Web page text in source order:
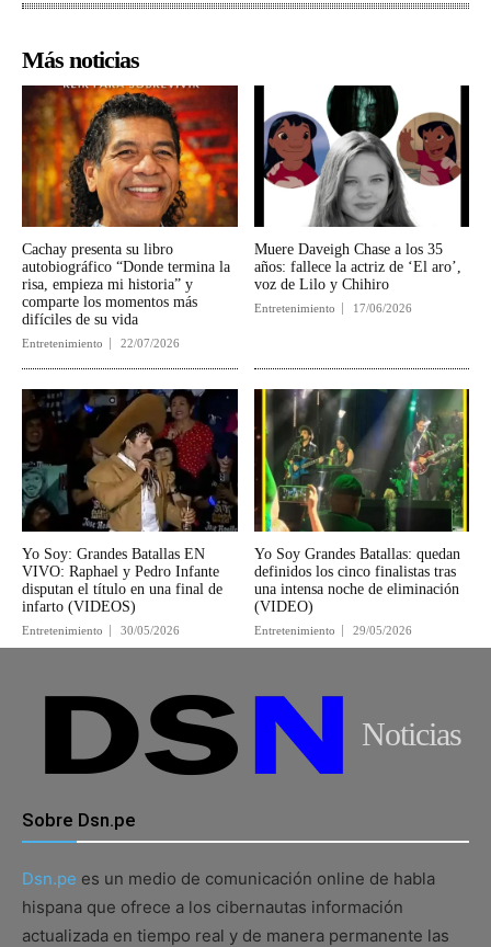
Más noticias
Cachay presenta su libro
autobiográfico “Donde termina la
risa, empieza mi historia” y
comparte los momentos más
difíciles de su vida
Entretenimiento 22/07/2026
Muere Daveigh Chase a los 35
años: fallece la actriz de ‘El aro’,
voz de Lilo y Chihiro
Entretenimiento 17/06/2026
Yo Soy: Grandes Batallas EN
VIVO: Raphael y Pedro Infante
disputan el título en una final de
infarto (VIDEOS)
Entretenimiento 30/05/2026
Yo Soy Grandes Batallas: quedan
definidos los cinco finalistas tras
una intensa noche de eliminación
(VIDEO)
Entretenimiento 29/05/2026
Noticias
Sobre Dsn.pe
Dsn.pe es un medio de comunicación online de habla
hispana que ofrece a los cibernautas información
actualizada en tiempo real y de manera permanente las